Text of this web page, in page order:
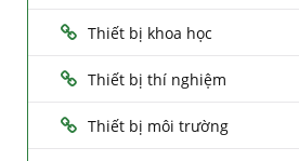
Thiết bị khoa học
Thiết bị thí nghiệm
Thiết bị môi trường